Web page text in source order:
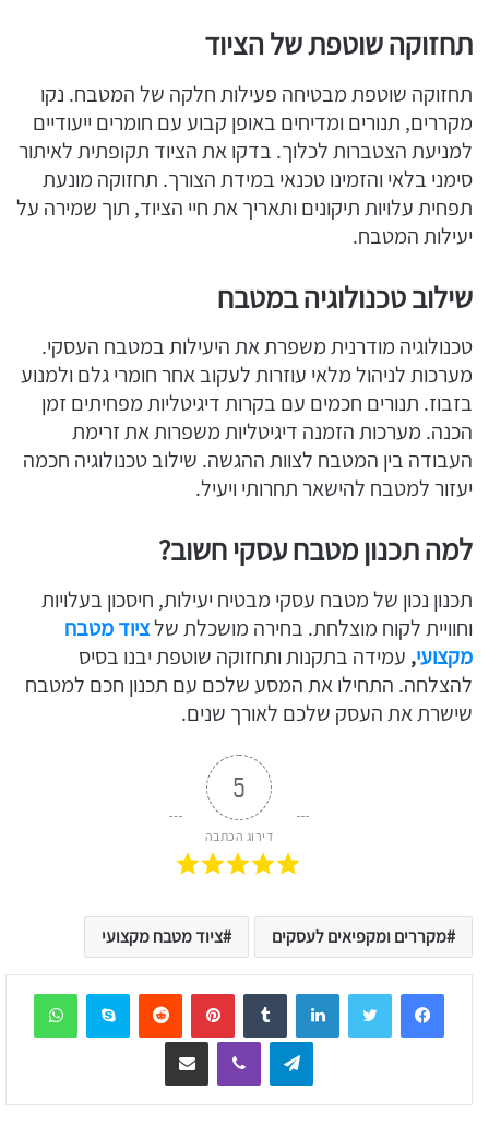
תחזוקה שוטפת של הציוד
תחזוקה שוטפת מבטיחה פעילות חלקה של המטבח. נקו
מקררים, תנורים ומדיחים באופן קבוע עם חומרים ייעודיים
למניעת הצטברות לכלוך. בדקו את הציוד תקופתית לאיתור
סימני בלאי והזמינו טכנאי במידת הצורך. תחזוקה מונעת
תפחית עלויות תיקונים ותאריך את חיי הציוד, תוך שמירה על
יעילות המטבח.
שילוב טכנולוגיה במטבח
טכנולוגיה מודרנית משפרת את היעילות במטבח העסקי.
מערכות לניהול מלאי עוזרות לעקוב אחר חומרי גלם ולמנוע
בזבוז. תנורים חכמים עם בקרות דיגיטליות מפחיתים זמן
הכנה. מערכות הזמנה דיגיטליות משפרות את זרימת
העבודה בין המטבח לצוות ההגשה. שילוב טכנולוגיה חכמה
יעזור למטבח להישאר תחרותי ויעיל.
למה תכנון מטבח עסקי חשוב?
תכנון נכון של מטבח עסקי מבטיח יעילות, חיסכון בעלויות
וחוויית לקוח מוצלחת. בחירה מושכלת שלציוד מטבח
מקצועי, עמידה בתקנות ותחזוקה שוטפת יבנו בסיס
להצלחה. התחילו את המסע שלכם עם תכנון חכם למטבח
שישרת את העסק שלכם לאורך שנים.
5
דירוג הכתבה
מקררים ומקפיאים לעסקים ציוד מטבח מקצועי
LinkedIn
Tumblr
Pinterest
Reddit
Skype
Telegram
Viber שיתוף דרך המייל